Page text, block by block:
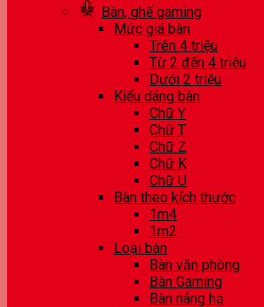
Bàn, ghế gaming
Mức giá bàn
Trên 4 triệu
Từ 2 đến 4 triệu
Dưới 2 triệu
Kiểu dáng bàn
Chữ Y
Chữ T
Chữ Z
Chữ K
Chữ U
Bàn theo kích thước
1m4
1m2
Loại bàn
Bàn văn phòng
Bàn Gaming
Bàn nâng hạ